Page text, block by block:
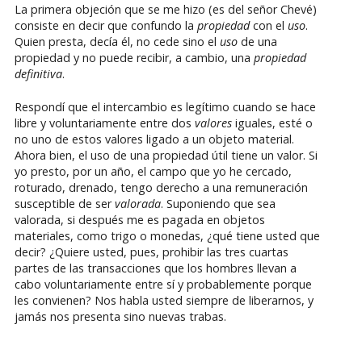
La primera objeción que se me hizo (es del señor Chevé)
consiste en decir que confundo la propiedadcon el uso.
Quien presta, decía él, no cede sino el usode una
propiedad y no puede recibir, a cambio, una propiedad
definitiva.
Respondí que el intercambio es legítimo cuando se hace
libre y voluntariamente entre dos valoresiguales, esté o
no uno de estos valores ligado a un objeto material.
Ahora bien, el uso de una propiedad útil tiene un valor. Si
yo presto, por un año, el campo que yo he cercado,
roturado, drenado, tengo derecho a una remuneración
susceptible de servalorada. Suponiendo que sea
valorada, si después me es pagada en objetos
materiales, como trigo o monedas, ¿qué tiene usted que
decir? ¿Quiere usted, pues, prohibir las tres cuartas
partes de las transacciones que los hombres llevan a
cabo voluntariamente entre sí y probablemente porque
les convienen? Nos habla usted siempre de liberarnos, y
jamás nos presenta sino nuevas trabas.